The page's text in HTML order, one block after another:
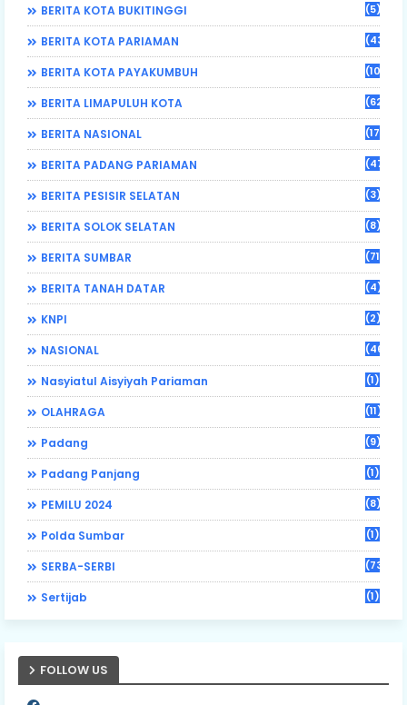
BERITA KOTA BUKITINGGI (5)
BERITA KOTA PARIAMAN (43)
BERITA KOTA PAYAKUMBUH (108)
BERITA LIMAPULUH KOTA (62)
BERITA NASIONAL (17)
BERITA PADANG PARIAMAN (470)
BERITA PESISIR SELATAN (3)
BERITA SOLOK SELATAN (8)
BERITA SUMBAR (71)
BERITA TANAH DATAR (4)
KNPI (2)
NASIONAL (46)
Nasyiatul Aisyiyah Pariaman (1)
OLAHRAGA (11)
Padang (9)
Padang Panjang (1)
PEMILU 2024 (8)
Polda Sumbar (1)
SERBA-SERBI (73)
Sertijab (1)
FOLLOW US